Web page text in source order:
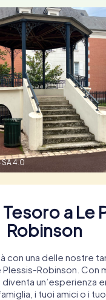
FR UK
NL
Prenota Biglietti
Acquista i Voucher
4.0
a Le
Robinson
con una delle nostre
Robinson. Con
un’esperienza
i tuoi amici o i